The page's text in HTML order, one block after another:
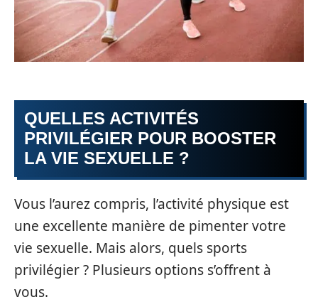
QUELLES ACTIVITÉS
PRIVILÉGIER POUR BOOSTER
LA VIE SEXUELLE ?
Vous l’aurez compris, l’activité physique est
une excellente manière de pimenter votre
vie sexuelle. Mais alors, quels sports
privilégier ? Plusieurs options s’offrent à
vous.